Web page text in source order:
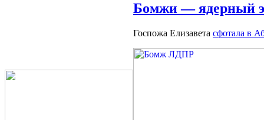
Бомжи — ядерный
Госпожа Елизавета сфотала в